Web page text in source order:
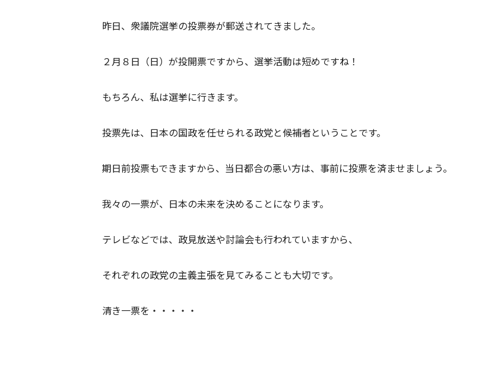
昨日、衆議院選挙の投票券が郵送されてきました。
２月８日（日）が投開票ですから、選挙活動は短めですね！
もちろん、私は選挙に行きます。
投票先は、日本の国政を任せられる政党と候補者ということです。
期日前投票もできますから、当日都合の悪い方は、事前に投票を済ませましょう。
我々の一票が、日本の未来を決めることになります。
テレビなどでは、政見放送や討論会も行われていますから、
それぞれの政党の主義主張を見てみることも大切です。
清き一票を・・・・・